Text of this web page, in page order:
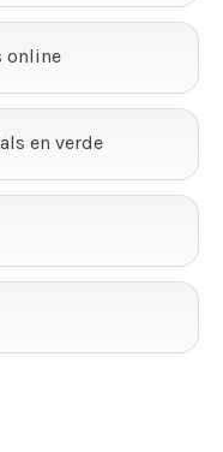
online
en verde